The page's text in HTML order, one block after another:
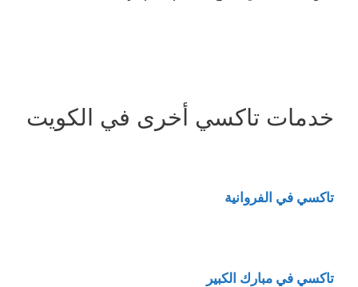
خدمات تاكسي أخرى في الكويت
تاكسي في الفروانية
تاكسي في مبارك الكبير